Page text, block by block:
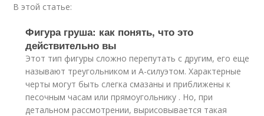
В этой статье:
Фигура груша: как понять, что это
действительно вы
Этот тип фигуры сложно перепутать с другим, его еще
называют треугольником и А-силуэтом. Характерные
черты могут быть слегка смазаны и приближены к
песочным часам или прямоугольнику . Но, при
детальном рассмотрении, вырисовывается такая